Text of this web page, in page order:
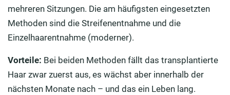
mehreren Sitzungen. Die am häufigsten eingesetzten
Methoden sind die Streifenentnahme und die
Einzelhaarentnahme (moderner).
Vorteile: Bei beiden Methoden fällt das transplantierte
Haar zwar zuerst aus, es wächst aber innerhalb der
nächsten Monate nach – und das ein Leben lang.